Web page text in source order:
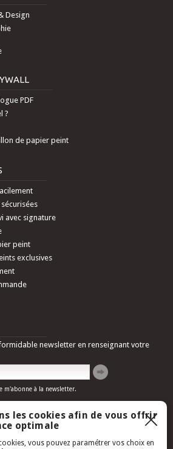
Design
PDF
?
de papier peint
avec signature
peint
exclusives
newsletter en renseignant votre
m'abonne à la newsletter.
et les médias
les cookies afin de vous offrir
optimale
vous pouvez paramétrer vos choix en